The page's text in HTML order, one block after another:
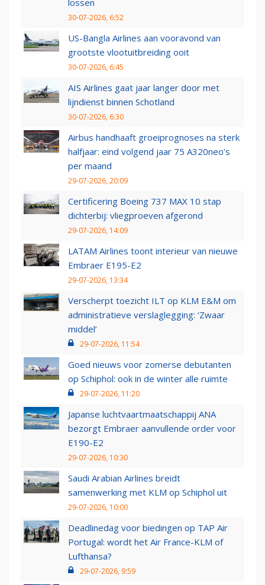
lossen
30-07-2026, 6:52
US-Bangla Airlines aan vooravond van
grootste vlootuitbreiding ooit
30-07-2026, 6:45
AIS Airlines gaat jaar langer door met
lijndienst binnen Schotland
30-07-2026, 6:30
Airbus handhaaft groeiprognoses na sterk
halfjaar: eind volgend jaar 75 A320neo’s
per maand
29-07-2026, 20:09
Certificering Boeing 737 MAX 10 stap
dichterbij: vliegproeven afgerond
29-07-2026, 14:09
LATAM Airlines toont interieur van nieuwe
Embraer E195-E2
29-07-2026, 13:34
Verscherpt toezicht ILT op KLM E&M om
administratieve verslaglegging: ‘Zwaar
middel’
29-07-2026, 11:54
Goed nieuws voor zomerse debutanten
op Schiphol: ook in de winter alle ruimte
29-07-2026, 11:20
Japanse luchtvaartmaatschappij ANA
bezorgt Embraer aanvullende order voor
E190-E2
29-07-2026, 10:30
Saudi Arabian Airlines breidt
samenwerking met KLM op Schiphol uit
29-07-2026, 10:00
Deadlinedag voor biedingen op TAP Air
Portugal: wordt het Air France-KLM of
Lufthansa?
29-07-2026, 9:59